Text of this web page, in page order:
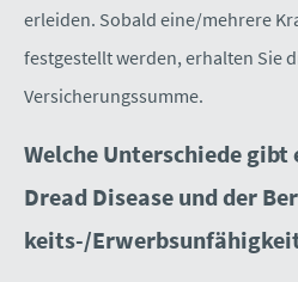
erleiden. Sobald eine/mehrere
festgestellt werden, erhalten Sie
Versicherungssumme.
Welche Unterschiede gibt
Dread Disease und der
keits-/